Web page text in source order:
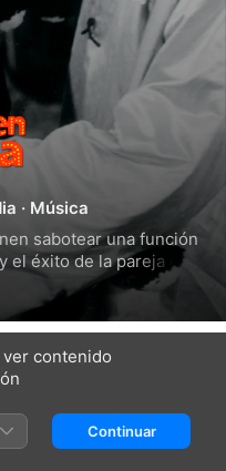
· Música
sabotear una función
el éxito de la pareja de
con escenas
Productores
contenido
Continuar